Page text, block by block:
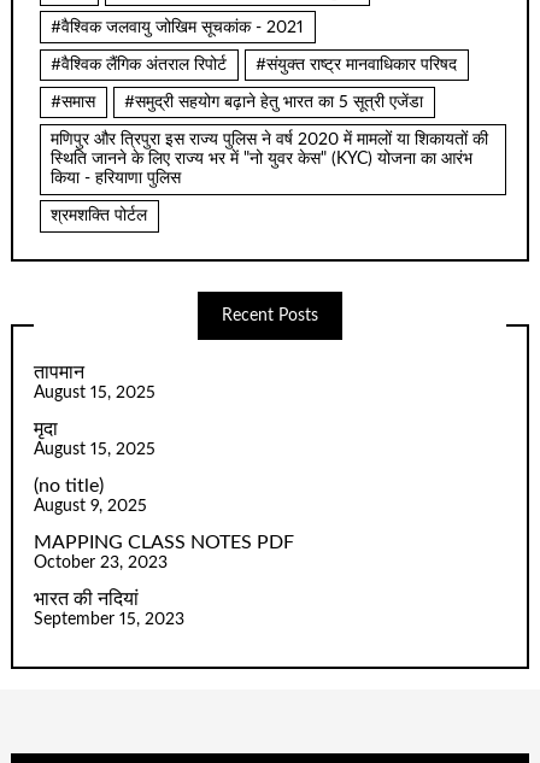
#वैश्विक जलवायु जोखिम सूचकांक - 2021
#वैश्विक लैंगिक अंतराल रिपोर्ट #संयुक्त राष्ट्र मानवाधिकार परिषद
#समास #समुद्री सहयोग बढ़ाने हेतु भारत का 5 सूत्री एजेंडा
मणिपुर और त्रिपुरा इस राज्य पुलिस ने वर्ष 2020 में मामलों या शिकायतों की
स्थिति जानने के लिए राज्य भर में "नो युवर केस" (KYC) योजना का आरंभ
किया - हरियाणा पुलिस
श्रमशक्ति पोर्टल
Recent Posts
तापमान
August 15, 2025
मृदा
August 15, 2025
(no title)
August 9, 2025
MAPPING CLASS NOTES PDF
October 23, 2023
भारत की नदियां
September 15, 2023